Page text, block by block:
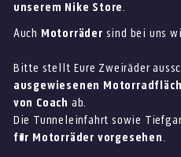
unserem Nike Store.
Auch Motorräder sind bei uns
Bitte stellt Eure Zweiräder
ausgewiesenen
von Coach ab.
Die Tunneleinfahrt sowie
für Motorräder vorgesehen.